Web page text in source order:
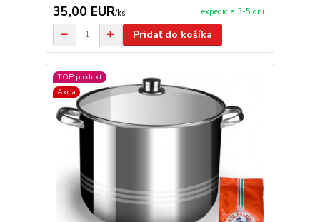
35,00 EUR/ks expedícia 3-5 dní
Pridať do košíka
TOP produkt
Akcia